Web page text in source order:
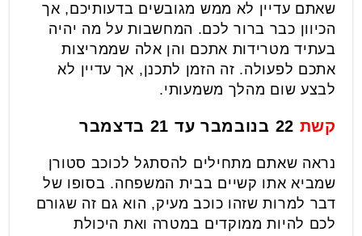
שאתם עדיין לא ממש מגובשים בדעותיכם, אך
הכיוון כבר ברור לכם. המחשבות על מה יהיה
בעתיד מטרידות אתכם והן אלה שממריצות
אתכם לפעולה. זה הזמן לתכנן, אך עדיין לא
לבצע שום מהלך משמעותי.
קשת
נראה שאתם מתחילים להסתגל לכוכב סטורן
שמביא אתו קשיים בבית המשפחה. בסופו של
דבר למרות שזהו כוכב מעיק, הוא גם זה שגורם
לכם להיות ממוקדים במטרה ואת היכולת